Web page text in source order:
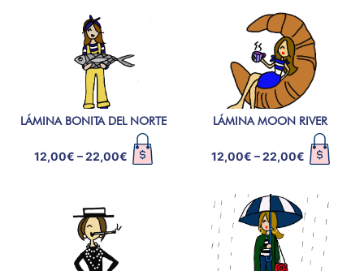
LÁMINA BONITA DEL NORTE
12,00€ –22,00€
LÁMINA MOON RIVER
12,00€ –22,00€